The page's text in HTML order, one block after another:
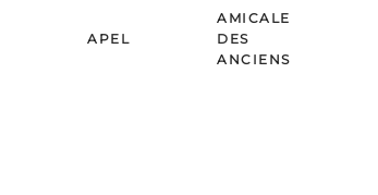
APEL
AMICALE
DES
ANCIENS